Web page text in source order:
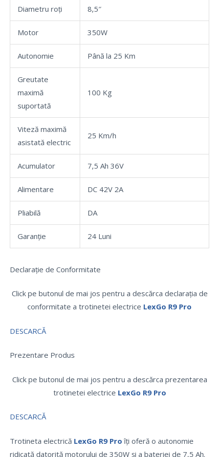
Diametru roți 8,5″
Motor 350W
Autonomie Până la 25 Km
Greutate
maximă
suportată
100 Kg
Viteză maximă
asistată electric
25 Km/h
Acumulator 7,5 Ah 36V
Alimentare DC 42V 2A
Pliabilă DA
Garanție 24 Luni
Declarație de Conformitate
Click pe butonul de mai jos pentru a descărca declarația de
conformitate a trotinetei electrice LexGo R9 Pro
DESCARCĂ
Prezentare Produs
Click pe butonul de mai jos pentru a descărca prezentarea
trotinetei electrice LexGo R9 Pro
DESCARCĂ
Trotineta electrică LexGo R9 Pro îți oferă o autonomie
ridicată datorită motorului de 350W și a bateriei de 7,5 Ah.